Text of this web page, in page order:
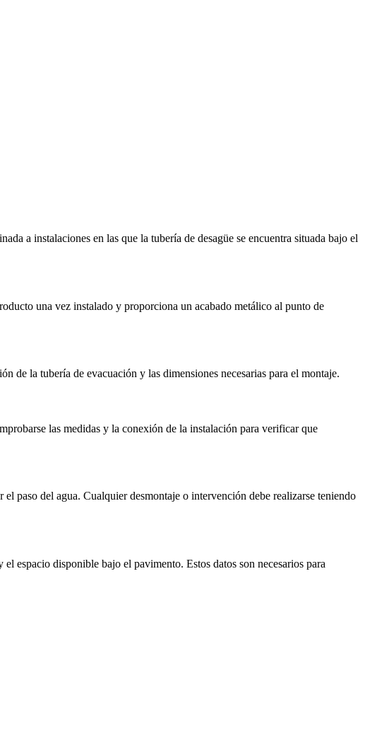
a instalaciones en las que la tubería de desagüe se encuentra situada bajo el
una vez instalado y proporciona un acabado metálico al punto de
de la tubería de evacuación y las dimensiones necesarias para el montaje.
las medidas y la conexión de la instalación para verificar que
paso del agua. Cualquier desmontaje o intervención debe realizarse teniendo
espacio disponible bajo el pavimento. Estos datos son necesarios para